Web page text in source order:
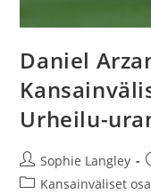
Daniel
Urheilu-
Post
author:
Sophie Langley
PostKansainväliset